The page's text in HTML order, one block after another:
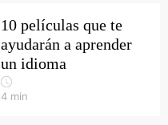
10 películas que te
ayudarán a aprender
un idioma
4 min